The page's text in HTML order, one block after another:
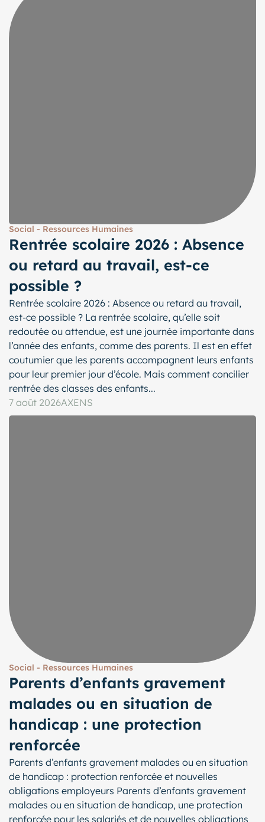
Social - Ressources Humaines
Rentrée scolaire 2026 : Absence
ou retard au travail, est-ce
possible ?
Rentrée scolaire 2026 : Absence ou retard au travail,
est-ce possible ? La rentrée scolaire, qu’elle soit
redoutée ou attendue, est une journée importante dans
l’année des enfants, comme des parents. Il est en effet
coutumier que les parents accompagnent leurs enfants
pour leur premier jour d’école. Mais comment concilier
rentrée des classes des enfants...
7 août 2026AXENS
Social - Ressources Humaines
Parents d’enfants gravement
malades ou en situation de
handicap : une protection
renforcée
Parents d’enfants gravement malades ou en situation
de handicap : protection renforcée et nouvelles
obligations employeurs Parents d’enfants gravement
malades ou en situation de handicap, une protection
renforcée pour les salariés et de nouvelles obligations